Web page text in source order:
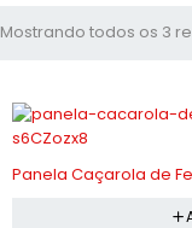
Mostrando todos os 3
Panela Caçarola de